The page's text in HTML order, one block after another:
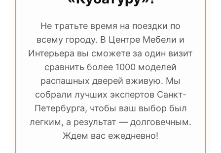
Не тратьте время на поездки по
всему городу. В Центре Мебели и
Интерьера вы сможете за один визит
сравнить более 1000 моделей
распашных дверей вживую. Мы
собрали лучших экспертов Санкт-
Петербурга, чтобы ваш выбор был
легким, а результат — долговечным.
Ждем вас ежедневно!